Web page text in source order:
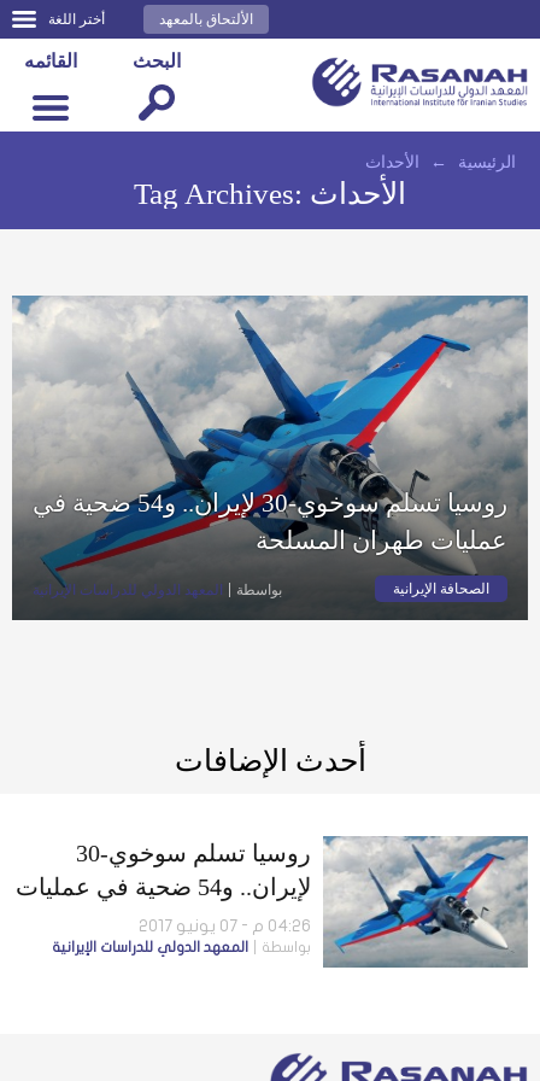
أختر اللغة الألتحاق بالمعهد
القائمه البحث
الرئيسية ← الأحداث
Tag Archives: الأحداث
روسيا تسلم سوخوي-30 لإيران.. و54 ضحية في
عمليات طهران المسلحة
الصحافة الإيرانية بواسطة المعهد الدولي للدراسات الإيرانية
أحدث الإضافات
روسيا تسلم سوخوي-30
لإيران.. و54 ضحية في عمليات
طهران المسلحة
04:26 م - 07 يونيو 2017
بواسطة المعهد الدولي للدراسات الإيرانية